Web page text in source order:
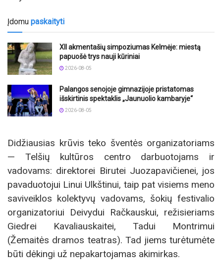
Įdomu paskaityti
XII akmentašių simpoziumas Kelmėje: miestą
papuošė trys nauji kūriniai
2026-08-05
Palangos senojoje gimnazijoje pristatomas
išskirtinis spektaklis „Jaunuolio kambaryje“
2026-08-05
Didžiausias krūvis teko šventės organizatoriams
— Telšių kultūros centro darbuotojams ir
vadovams: direktorei Birutei Juozapavičienei, jos
pavaduotojui Linui Ulkštinui, taip pat visiems meno
saviveiklos kolektyvų vadovams, šokių festivalio
organizatoriui Deivydui Račkauskui, režisieriams
Giedrei Kavaliauskaitei, Tadui Montrimui
(Žemaitės dramos teatras). Tad jiems turėtumėte
būti dėkingi už nepakartojamas akimirkas.